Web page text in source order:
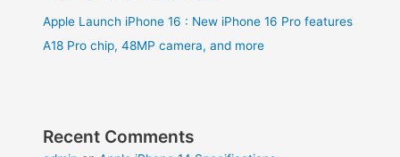
Apple Launch iPhone 16 : New iPhone 16 Pro features
A18 Pro chip, 48MP camera, and more
Recent Comments